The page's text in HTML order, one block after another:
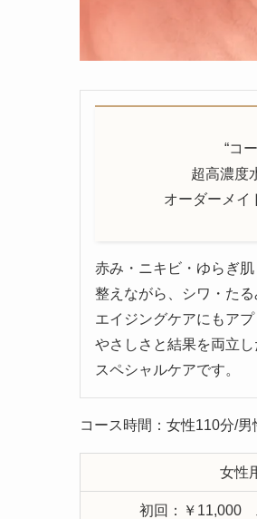
“コ
超高濃度
オーダーメイ
赤み・ニキビ・ゆらぎ
整えながら、シワ・た
エイジングケアにもアプ
やさしさと結果を両立し
スペシャルケアです。
コース時間：女性110分/
女性
初回：￥11,000